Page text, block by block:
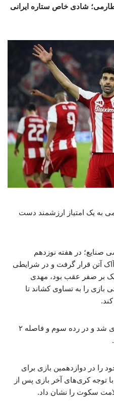
شادی خاص ستاره ایرانی
به یک امتیاز ارزشمند دست
صنایع؛ در هفته نوزدهم
آتن قرار گرفت و در شرایطی
میزبان خود یک بر صفر عقب بود، مهدی
بازی را به تساوی کشاند تا
المپیاکوس با این تساوی ۴۳ امتیازی شد و در رده سوم و فاصله ۲
را در دوازدهمین بازی برای
توجه کری‌های آخر بازی پس از
سکوت را نشان داد.